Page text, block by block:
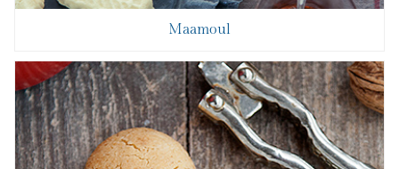
Maamoul